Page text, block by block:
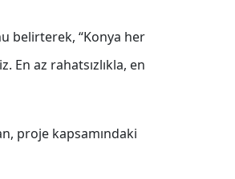
belirterek, “Konya her
En az rahatsızlıkla, en
proje kapsamındaki